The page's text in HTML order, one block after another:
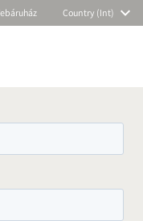
Country (Int)
and stay
events.